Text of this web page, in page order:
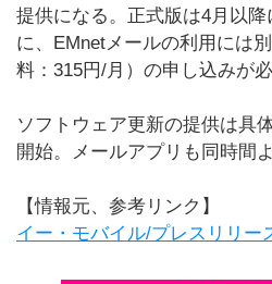
提供になる。正式版は4月以
に、EMnetメールの利用には
料：315円/月）の申し込みが必
ソフトウェア更新の提供は具
開始。メールアプリも同時間
【情報元、参考リンク】
イー・モバイル/プレスリリー